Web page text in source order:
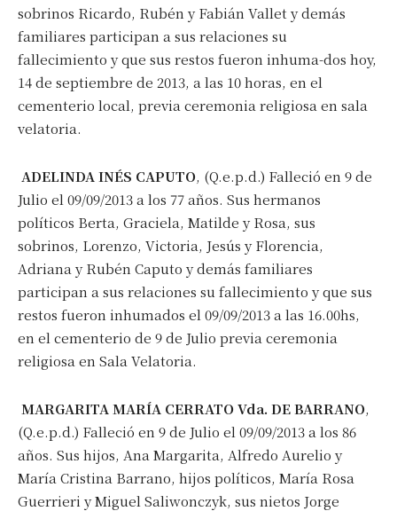
sobrinos Ricardo, Rubén y Fabián Vallet y demás
familiares participan a sus relaciones su
fallecimiento y que sus restos fueron inhuma-dos hoy,
14 de septiembre de 2013, a las 10 horas, en el
cementerio local, previa ceremonia religiosa en sala
velatoria.
ADELINDA INÉS CAPUTO, (Q.e.p.d.) Falleció en 9 de
Julio el 09/09/2013 a los 77 años. Sus hermanos
políticos Berta, Graciela, Matilde y Rosa, sus
sobrinos, Lorenzo, Victoria, Jesús y Florencia,
Adriana y Rubén Caputo y demás familiares
participan a sus relaciones su fallecimiento y que sus
restos fueron inhumados el 09/09/2013 a las 16.00hs,
en el cementerio de 9 de Julio previa ceremonia
religiosa en Sala Velatoria.
MARGARITA MARÍA CERRATO Vda. DE BARRANO,
(Q.e.p.d.) Falleció en 9 de Julio el 09/09/2013 a los 86
años. Sus hijos, Ana Margarita, Alfredo Aurelio y
María Cristina Barrano, hijos políticos, María Rosa
Guerrieri y Miguel Saliwonczyk, sus nietos Jorge